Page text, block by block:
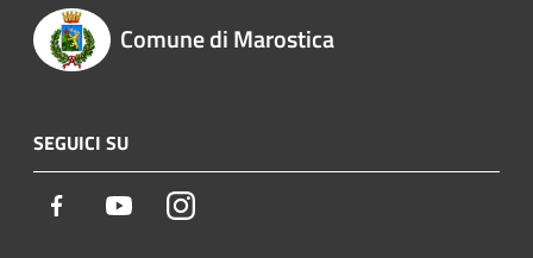
Comune di Marostica
SEGUICI SU
Facebook YoutubeInstagram